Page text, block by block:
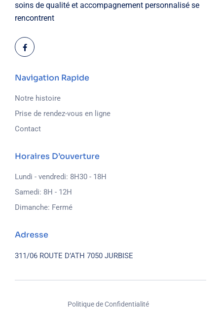
soins de qualité et accompagnement personnalisé se
rencontrent
Navigation Rapide
Notre histoire
Prise de rendez-vous en ligne
Contact
Horaires D’ouverture
Lundi - vendredi: 8H30 - 18H
Samedi: 8H - 12H
Dimanche: Fermé
Adresse
311/06 ROUTE D’ATH 7050 JURBISE
Politique de Confidentialité